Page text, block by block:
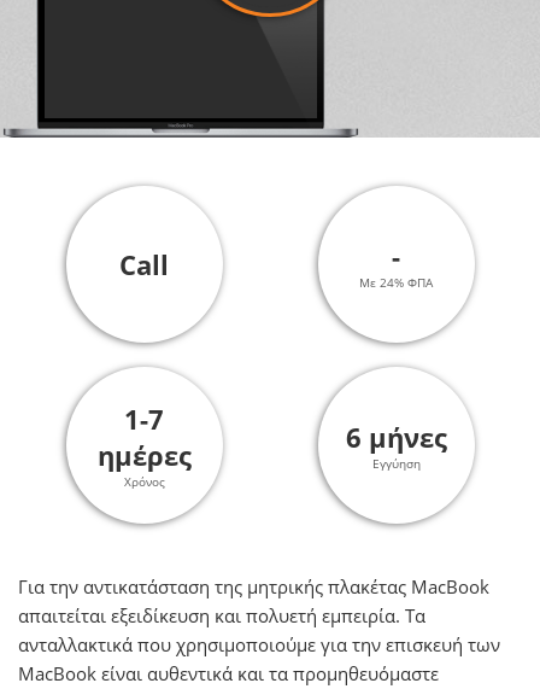
Call -
Με 24% ΦΠΑ
1-7
ημέρες
Χρόνος
6 μήνες
Εγγύηση
Για την αντικατάσταση της μητρικής πλακέτας MacΒook
απαιτείται εξειδίκευση και πολυετή εμπειρία. Τα
ανταλλακτικά που χρησιμοποιούμε για την επισκευή των
MacΒook είναι αυθεντικά και τα προμηθευόμαστε